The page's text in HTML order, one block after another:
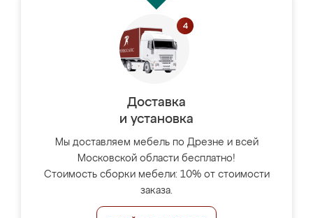
Доставка
и установка
Мы доставляем мебель по Дрезне и всей
Московской области бесплатно!
Стоимость сборки мебели: 10% от стоимости
заказа.